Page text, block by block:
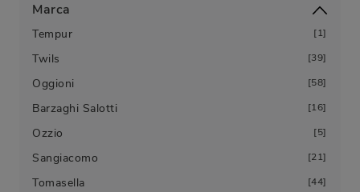
Marca
Tempur 1
Twils 39
Oggioni 58
Barzaghi Salotti 16
Ozzio 5
Sangiacomo 21
Tomasella 44